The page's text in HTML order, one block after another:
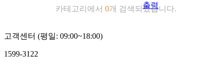
출력
카테고리에서 0개 검색되었습니다.
고객센터 (평일: 09:00~18:00)
1599-3122